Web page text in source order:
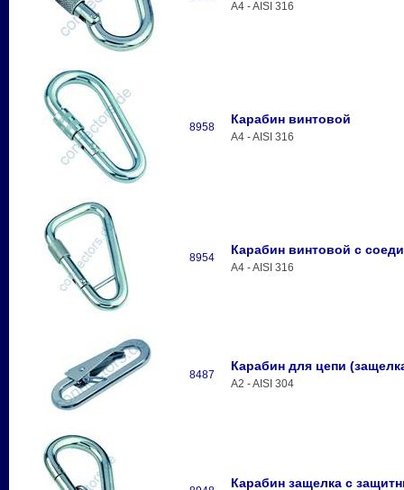
A4 - AISI 316
8958
Карабин винтовой
A4 - AISI 316
8954
Карабин винтовой с
A4 - AISI 316
8487
Карабин для цепи
A2 - AISI 304
Карабин защелка с